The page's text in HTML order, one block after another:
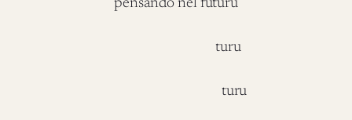
pensando nel futuru
turu
turu